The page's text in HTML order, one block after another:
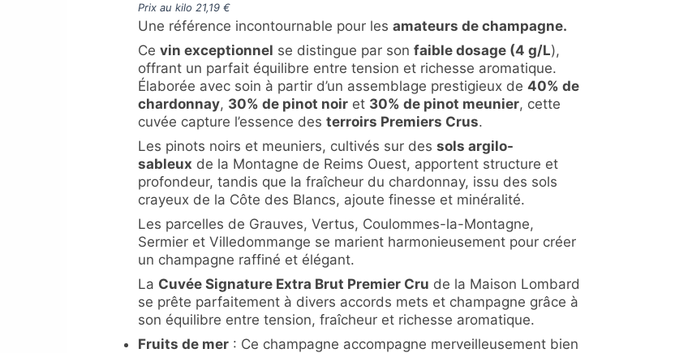
Prix au kilo 21,19 €
Une référence incontournable pour les amateurs de champagne.
Ce vin exceptionnel se distingue par son faible dosage (4 g/L),
offrant un parfait équilibre entre tension et richesse aromatique.
Élaborée avec soin à partir d’un assemblage prestigieux de 40% de
chardonnay, 30% de pinot noir et 30% de pinot meunier, cette
cuvée capture l’essence des terroirs Premiers Crus.
Les pinots noirs et meuniers, cultivés sur des sols argilo-
sableux de la Montagne de Reims Ouest, apportent structure et
profondeur, tandis que la fraîcheur du chardonnay, issu des sols
crayeux de la Côte des Blancs, ajoute finesse et minéralité.
Les parcelles de Grauves, Vertus, Coulommes-la-Montagne,
Sermier et Villedommange se marient harmonieusement pour créer
un champagne raffiné et élégant.
La Cuvée Signature Extra Brut Premier Cru de la Maison Lombard
se prête parfaitement à divers accords mets et champagne grâce à
son équilibre entre tension, fraîcheur et richesse aromatique.
Fruits de mer : Ce champagne accompagne merveilleusement bien